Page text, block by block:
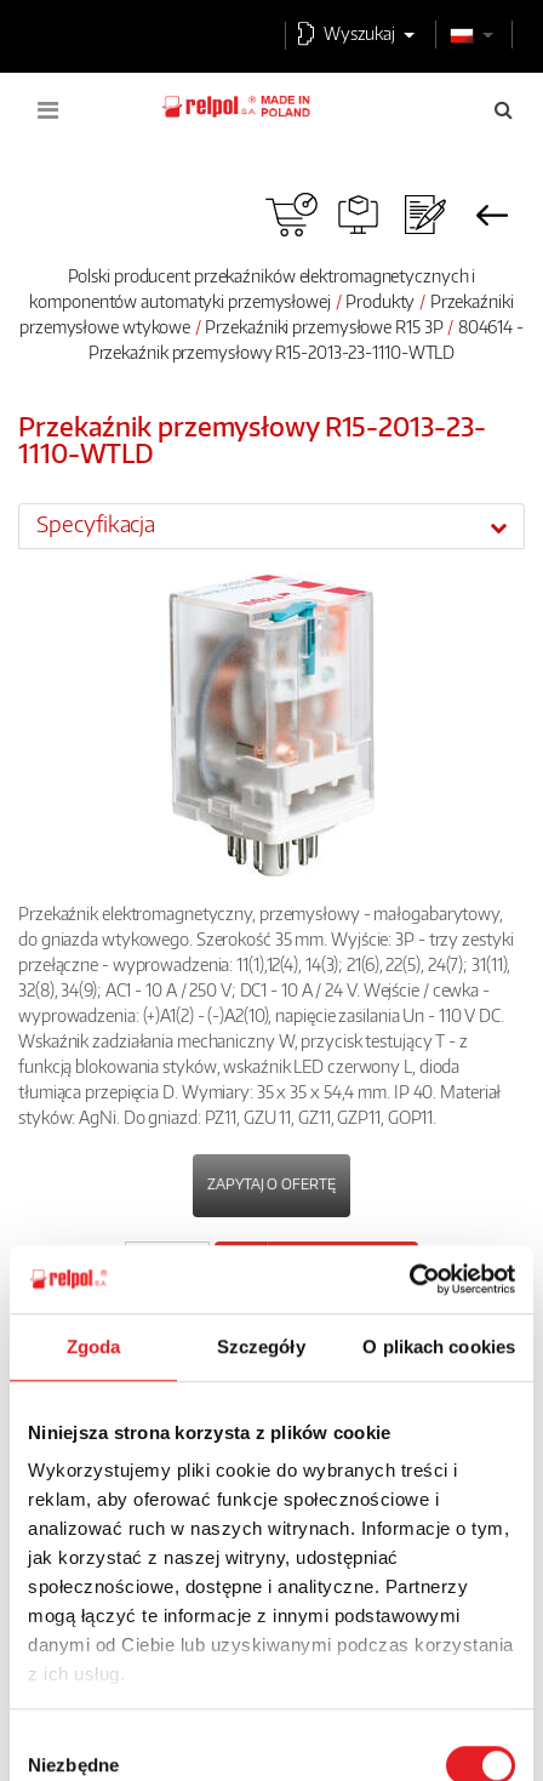
Zgoda Szczegóły O plikach cookies
Niniejsza strona korzysta z plików cookie
Wykorzystujemy pliki cookie do wybranych treści i
reklam, aby oferować funkcje społecznościowe i
analizować ruch w naszych witrynach. Informacje o tym,
jak korzystać z naszej witryny, udostępniać
społecznościowe, dostępne i analityczne. Partnerzy
mogą łączyć te informacje z innymi podstawowymi
danymi od Ciebie lub uzyskiwanymi podczas korzystania
z ich usług.
zgody
Niezbędne
Wyszukaj
Polski producent przekaźników elektromagnetycznych i
komponentów automatyki przemysłowej
Produkty
Przekaźniki
przemysłowe wtykowe
Przekaźniki przemysłowe R15 3P
804614 -
Przekaźnik przemysłowy R15-2013-23-1110-WTLD
Przekaźnik przemysłowy R15-2013-23-
1110-WTLD
Specyfikacja
Przekaźnik elektromagnetyczny, przemysłowy - małogabarytowy,
do gniazda wtykowego. Szerokość 35 mm. Wyjście: 3P - trzy zestyki
przełączne - wyprowadzenia: 11(1),12(4), 14(3); 21(6), 22(5), 24(7); 31(11),
32(8), 34(9); AC1 - 10 A / 250 V; DC1 - 10 A / 24 V. Wejście / cewka -
wyprowadzenia: (+)A1(2) - (-)A2(10), napięcie zasilania Un - 110 V DC.
Wskaźnik zadziałania mechaniczny W, przycisk testujący T - z
funkcją blokowania styków, wskaźnik LED czerwony L, dioda
tłumiąca przepięcia D. Wymiary: 35 x 35 x 54,4 mm. IP 40. Materiał
styków: AgNi. Do gniazd: PZ11, GZU 11, GZ11, GZP11, GOP11.
ZAPYTAJ O OFERTĘ
POWRÓT
Zapytaj o szczegóły oferty
Imię i nazwisko: *
Adres e-mail: *